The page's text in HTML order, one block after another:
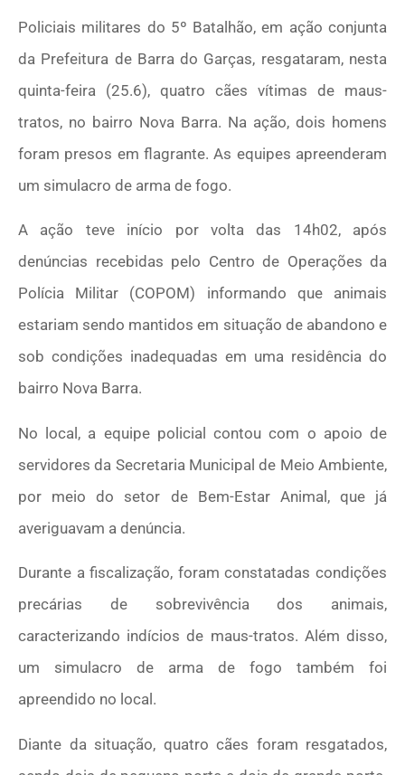
Policiais militares do 5º Batalhão, em ação conjunta
da Prefeitura de Barra do Garças, resgataram, nesta
quinta-feira (25.6), quatro cães vítimas de maus-
tratos, no bairro Nova Barra. Na ação, dois homens
foram presos em flagrante. As equipes apreenderam
um simulacro de arma de fogo.
A ação teve início por volta das 14h02, após
denúncias recebidas pelo Centro de Operações da
Polícia Militar (COPOM) informando que animais
estariam sendo mantidos em situação de abandono e
sob condições inadequadas em uma residência do
bairro Nova Barra.
No local, a equipe policial contou com o apoio de
servidores da Secretaria Municipal de Meio Ambiente,
por meio do setor de Bem-Estar Animal, que já
averiguavam a denúncia.
Durante a fiscalização, foram constatadas condições
precárias de sobrevivência dos animais,
caracterizando indícios de maus-tratos. Além disso,
um simulacro de arma de fogo também foi
apreendido no local.
Diante da situação, quatro cães foram resgatados,